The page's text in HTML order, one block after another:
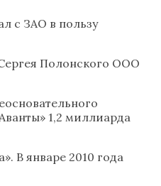
с ЗАО в пользу
Полонского ООО
1,2 миллиарда
В январе 2010 года